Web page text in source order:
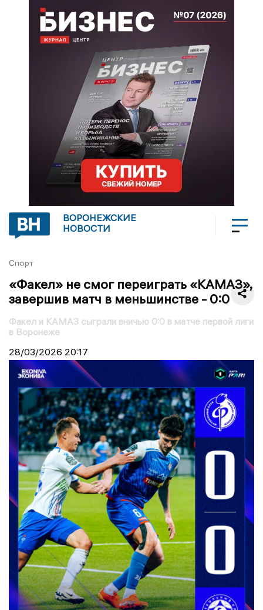
ВОРОНЕЖСКИЕ
НОВОСТИ
Спорт
«Факел» не смог переиграть «КАМАЗ»,
завершив матч в меньшинстве - 0:0
Факел и КАМАЗ сыграли вничью 0:0 в матче первой лиги
в Воронеже
28/03/2026 20:17